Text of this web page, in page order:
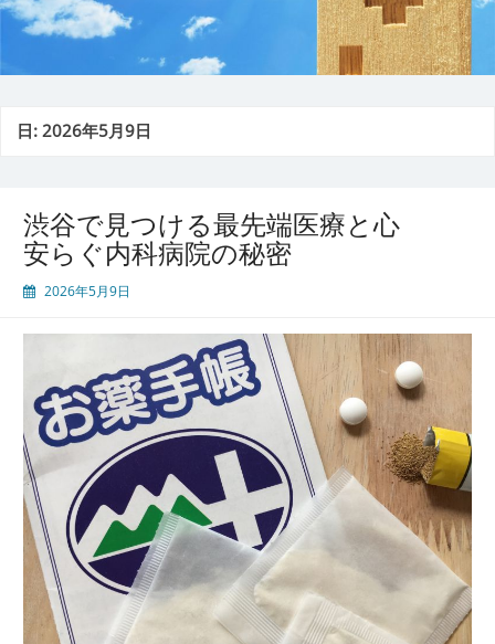
日:2026年5月9日
渋谷で見つける最先端医療と心
安らぐ内科病院の秘密
2026年5月9日